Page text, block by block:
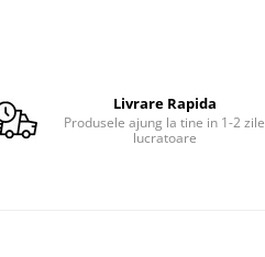
Livrare Rapida
Produsele ajung la tine in 1-2 zile
lucratoare